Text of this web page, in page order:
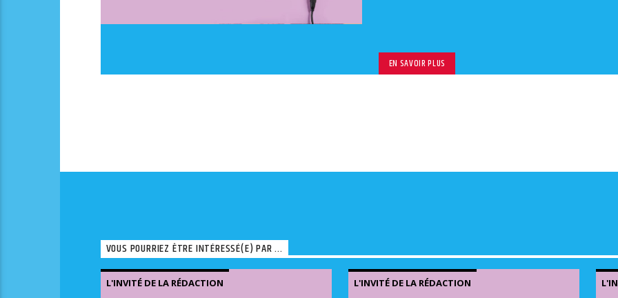
EN SAVOIR PLUS
VOUS POURRIEZ ÊTRE INTÉRESSÉ(E) PAR ...
L'INVITÉ DE LA RÉDACTION L'INVITÉ DE LA RÉDACTION